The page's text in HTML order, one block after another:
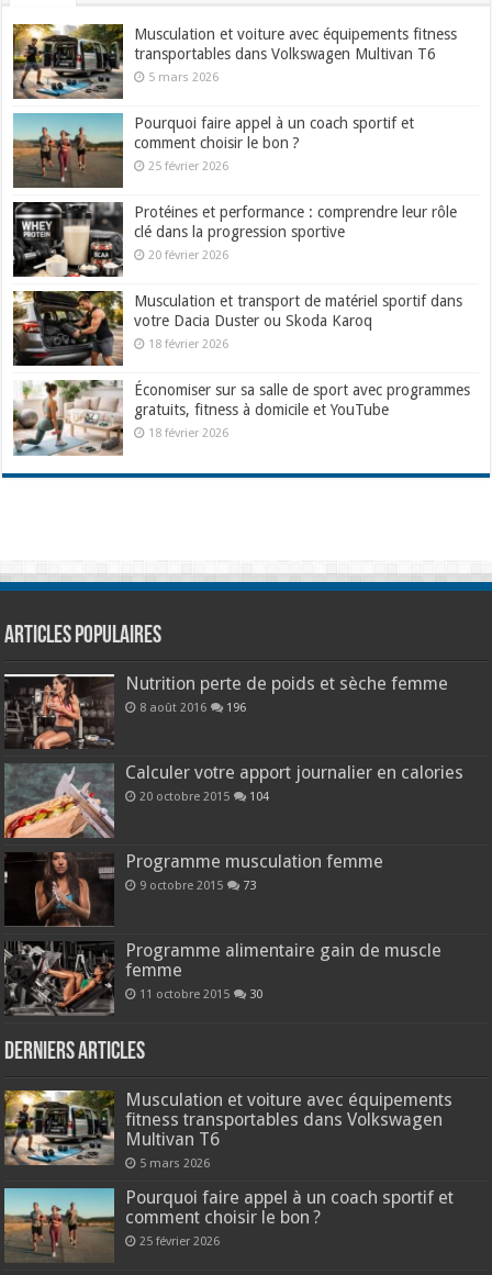
Musculation et voiture avec équipements fitness
transportables dans Volkswagen Multivan T6
5 mars 2026
Pourquoi faire appel à un coach sportif et
comment choisir le bon ?
25 février 2026
Protéines et performance : comprendre leur rôle
clé dans la progression sportive
20 février 2026
Musculation et transport de matériel sportif dans
votre Dacia Duster ou Skoda Karoq
18 février 2026
Économiser sur sa salle de sport avec programmes
gratuits, fitness à domicile et YouTube
18 février 2026
Articles populaires
Nutrition perte de poids et sèche femme
8 août 2016 196
Calculer votre apport journalier en calories
20 octobre 2015 104
Programme musculation femme
9 octobre 2015 73
Programme alimentaire gain de muscle
femme
11 octobre 2015 30
Derniers articles
Musculation et voiture avec équipements
fitness transportables dans Volkswagen
Multivan T6
5 mars 2026
Pourquoi faire appel à un coach sportif et
comment choisir le bon ?
25 février 2026